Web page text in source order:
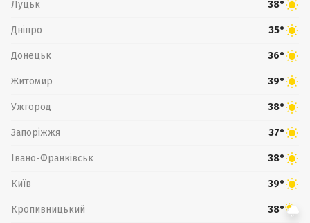
Луцьк 38°
Дніпро 35°
Донецьк 36°
Житомир 39°
Ужгород 38°
Запоріжжя 37°
Івано-Франківськ 38°
Київ 39°
Кропивницький 38°